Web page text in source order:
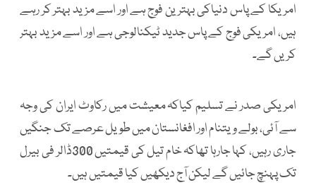
امریکا کے پاس دنیاکی بہترین فوج ہے اور اسے مزید بہتر کر رہے
ہیں، امریکی فوج کے پاس جدید ٹیکنالوجی ہے اور اسے مزید بہتر
کریں گے۔
امریکی صدر نے تسلیم کیاکہ معیشت میں رکاوٹ ایران کی وجہ
سے آئی، بولے ویتنام اور افغانستان میں طویل عرصے تک جنگیں
جاری رہیں، کہا جارہا تھاکہ خام تیل کی قیمتیں 300ڈالر فی بیرل
تک پہنچ جائیں گے لیکن آج دیکھیں کیا قیمتیں ہیں۔